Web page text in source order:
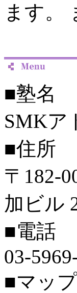
ます。
■塾名
SMKア
■住所
〒182-
加ビル
■電話
03-
■マップ